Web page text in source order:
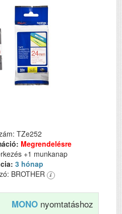
TZe252
Megrendelésre
+1 munkanap
3 hónap
BROTHER
MONO nyomtatáshoz